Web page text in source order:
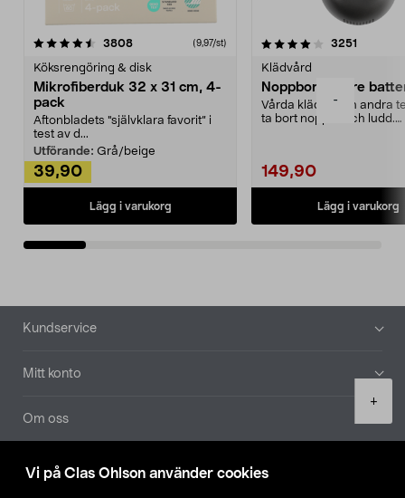
Vi på Clas Ohlson använder cookies
-
+
3808recensioner (9,97/st)
Köksrengöring & disk
Mikrofiberduk 32 x 31 cm, 4-
pack
Aftonbladets "självklara favorit” i
test av d...
Utförande: Grå/beige
39,90
Lägg i varukorg
4.0av 5 stjärnor 3251
Klädvård
Noppborttagare
Vårda kläder och andra
ta bort noppor och ludd.
149,90
Lägg i varukorg
4.5av 5 stjärnor
Sidfot
Kundservice
Mitt konto
Om oss
Aktuellt